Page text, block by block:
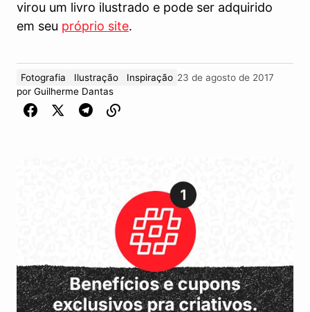
virou um livro ilustrado e pode ser adquirido
em seu próprio site.
Fotografia Ilustração Inspiração 23 de agosto de 2017
por Guilherme Dantas